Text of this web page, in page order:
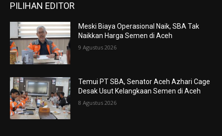
PILIHAN EDITOR
Meski Biaya Operasional Naik, SBA Tak
Naikkan Harga Semen di Aceh
9 Agustus 2026
Temui PT SBA, Senator Aceh Azhari Cage
Desak Usut Kelangkaan Semen di Aceh
8 Agustus 2026